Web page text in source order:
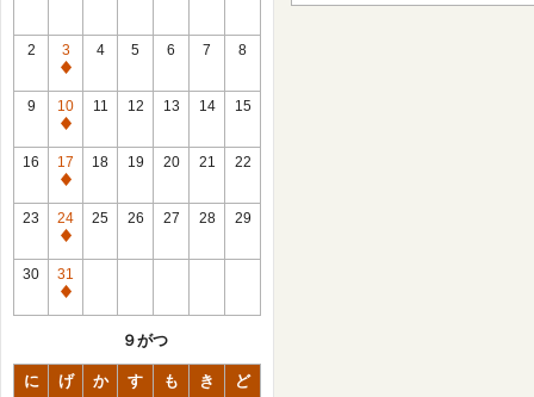
2
3
休
館
日
4 5 6 7 8
9
10
休
館
日
11 12 13 14 15
16
17
休
館
日
18 19 20 21 22
23
24
休
館
日
25 26 27 28 29
30
31
休
９がつ
に
げ
か
す
も
き
ど